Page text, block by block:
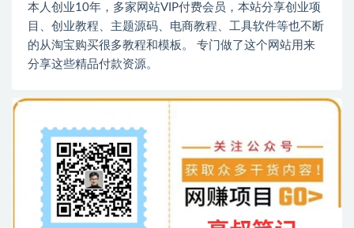
本人创业10年，多家网站VIP付费会员，本站分享创业项
目、创业教程、主题源码、电商教程、工具软件等也不断
的从淘宝购买很多教程和模板。 专门做了这个网站用来
分享这些精品付款资源。